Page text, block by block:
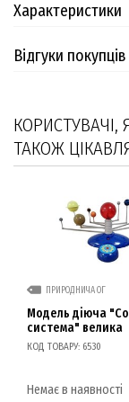
Характеристики
Відгуки покупців
ТАКОЖ
ПРИРОДНИЧА ОГ
Модель діюча
система" велика
КОД ТОВАРУ: 6530
Немає в наявності